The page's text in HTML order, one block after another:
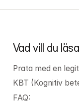
Vad vill du
Prata med en
KBT (Kognitiv
FAQ: